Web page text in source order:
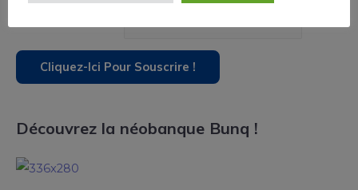
Découvrez la néobanque Bunq !